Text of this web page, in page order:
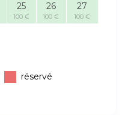
25
100 €
26
100 €
27
100 €
réservé